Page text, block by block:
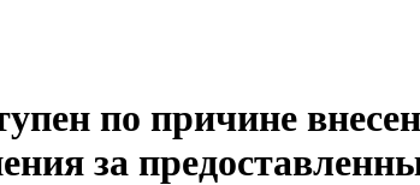
по причине
за